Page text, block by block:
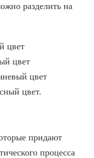
разделить на
цвет
цвет
цвет
цвет.
придают
процесса